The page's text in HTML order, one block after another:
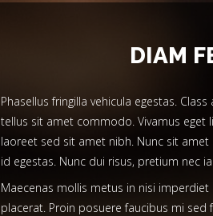
DIAM
Phasellus fringilla vehicula egestas.
tellus sit amet commodo. Vivamus eget
laoreet sed sit amet nibh. Nunc sit
id egestas. Nunc dui risus, pretium nec
Maecenas mollis metus in nisi
placerat. Proin posuere faucibus mi